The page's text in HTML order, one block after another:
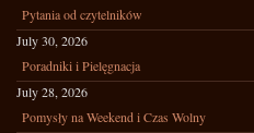
Pytania od czytelników
July 30, 2026
Poradniki i Pielęgnacja
July 28, 2026
Pomysły na Weekend i Czas Wolny